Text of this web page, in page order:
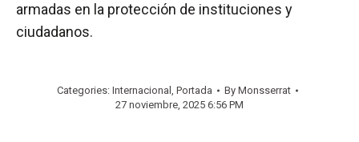
armadas en la protección de instituciones y
ciudadanos.
Categories: Internacional , Portada By Monsserrat
27 noviembre, 2025 6:56 PM